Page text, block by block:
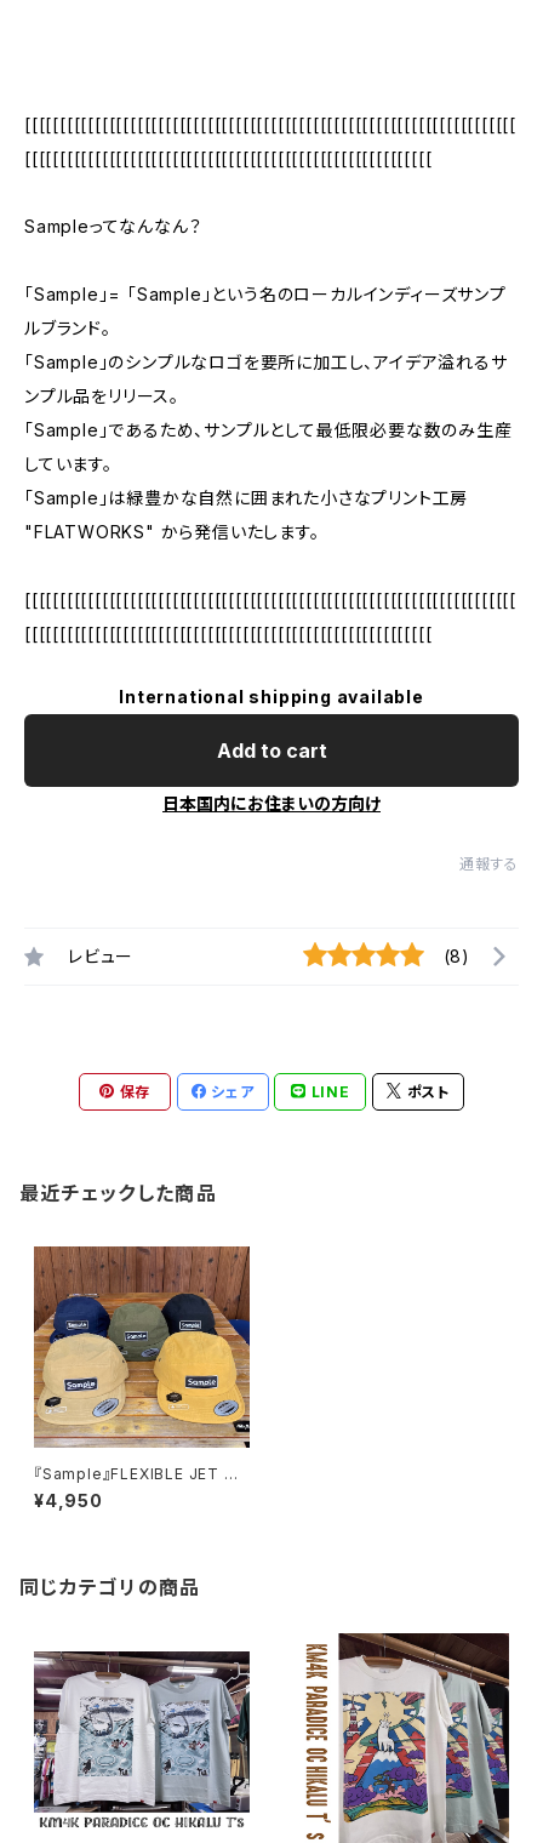
[[[[[[[[[[[[[[[[[[[[[[[[[[[[[[[[[[[[[[[[[[[[[[[[[[[[[[[[[[[[[[[[[[[[[[
[[[[[[[[[[[[[[[[[[[[[[[[[[[[[[[[[[[[[[[[[[[[[[[[[[[[[[[[[[
Sampleってなんなん？
「Sample」= 「Sample」という名のローカルインディーズサンプ
ルブランド。
「Sample」のシンプルなロゴを要所に加工し、アイデア溢れるサ
ンプル品をリリース。
「Sample」であるため、サンプルとして最低限必要な数のみ生産
しています。
「Sample」は緑豊かな自然に囲まれた小さなプリント工房
"FLATWORKS" から発信いたします。
[[[[[[[[[[[[[[[[[[[[[[[[[[[[[[[[[[[[[[[[[[[[[[[[[[[[[[[[[[[[[[[[[[[[[[
[[[[[[[[[[[[[[[[[[[[[[[[[[[[[[[[[[[[[[[[[[[[[[[[[[[[[[[[[[
International shipping available
Add to cart
日本国内にお住まいの方向け
通報する
レビュー (8)
保存 シェア LINE ポスト
最近チェックした商品
『Sample』FLEXIBLE JET CA
P フレキシブル ジェットキャッ
プ
¥4,950
同じカテゴリの商品